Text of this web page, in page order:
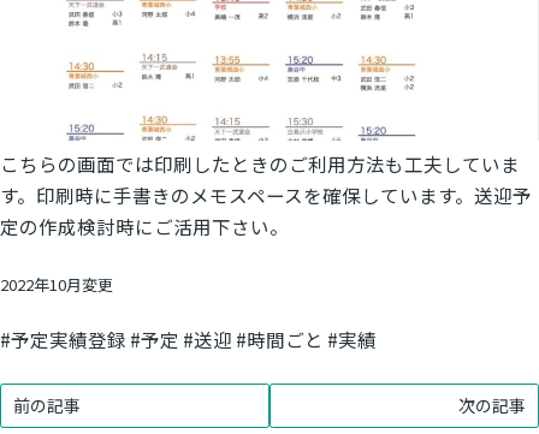
こちらの画面では印刷したときのご利用方法も工夫していま
す。印刷時に手書きのメモスペースを確保しています。送迎予
定の作成検討時にご活用下さい。
2022年10月変更
#予定実績登録 #予定 #送迎 #時間ごと #実績
前の記事 次の記事